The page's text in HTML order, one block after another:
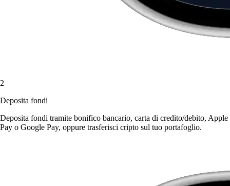
2
Deposita fondi
Deposita fondi tramite bonifico bancario, carta di credito/debito, Apple
Pay o Google Pay, oppure trasferisci cripto sul tuo portafoglio.